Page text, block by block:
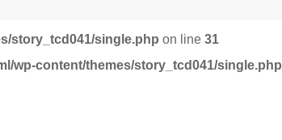
story_tcd041/single.php on line 31
wp-content/themes/story_tcd041/single.php